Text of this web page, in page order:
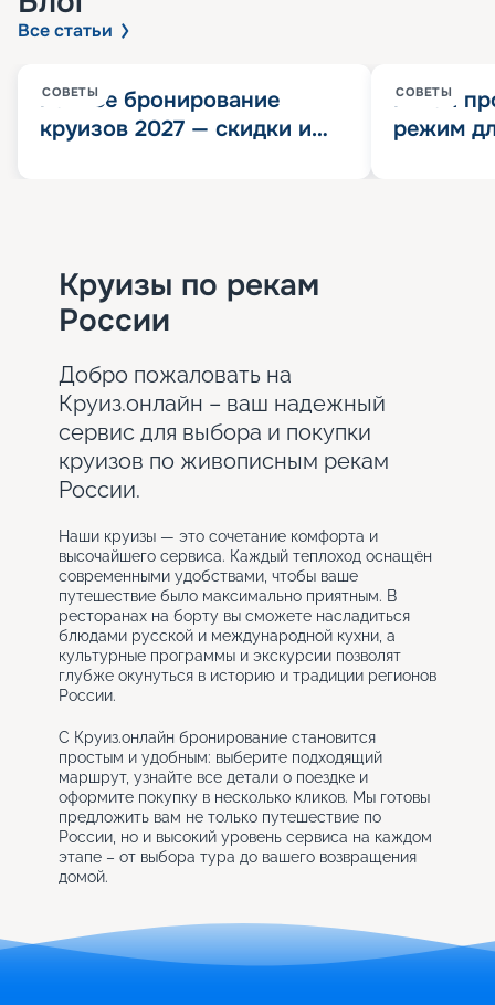
Все статьи
СОВЕТЫ
Раннее бронирование
круизов 2027 — скидки и
СОВЕТЫ
Китай
режим
Круизы по рекам
России
Добро пожаловать на
Круиз.онлайн – ваш надежный
сервис для выбора и покупки
круизов по живописным рекам
России.
Наши круизы — это сочетание комфорта и
высочайшего сервиса. Каждый теплоход оснащён
современными удобствами, чтобы ваше
путешествие было максимально приятным. В
ресторанах на борту вы сможете насладиться
блюдами русской и международной кухни, а
культурные программы и экскурсии позволят
глубже окунуться в историю и традиции регионов
России.
С Круиз.онлайн бронирование становится
простым и удобным: выберите подходящий
маршрут, узнайте все детали о поездке и
оформите покупку в несколько кликов. Мы готовы
предложить вам не только путешествие по
России, но и высокий уровень сервиса на каждом
этапе – от выбора тура до вашего возвращения
домой.